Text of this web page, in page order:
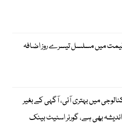
میں مسلسل تیسرے روز اضافہ
میں بہتری آئی، آگہی کے بغیر
بھی ہے، گورنر اسٹیٹ بینک